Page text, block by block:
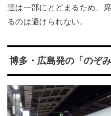
達は一部にとどまるため、
るのは避けられない。
博多・広島発の「のぞ